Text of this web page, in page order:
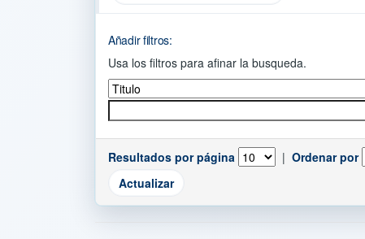
Añadir filtros:
Usa los filtros para afinar la busqueda.
Resultados por página | Ordenar por